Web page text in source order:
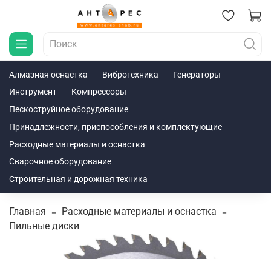
Алмазная оснастка Вибротехника
Генераторы
Инструмент
Компрессоры
Пескоструйное оборудование
Принадлежности, приспособления и комплектующие
Расходные материалы и оснастка
Сварочное оборудование
Строительная и дорожная техника
Главная
Расходные материалы и оснастка
Пильные диски